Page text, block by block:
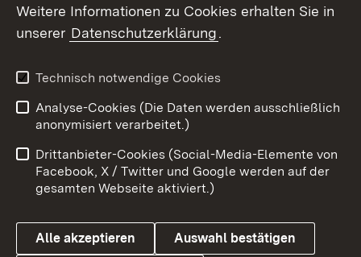
Weitere Informationen zu Cookies erhalten Sie in
unserer Datenschutzerklärung.
Technisch notwendige Cookies
Analyse-Cookies (Die Daten werden ausschließlich
anonymisiert verarbeitet.)
Drittanbieter-Cookies (Social-Media-Elemente von
Facebook, X / Twitter und Google werden auf der
gesamten Webseite aktiviert.)
Alle akzeptieren Auswahl bestätigen